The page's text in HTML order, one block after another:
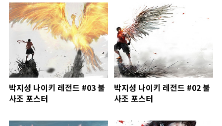
박지성 나이키 레전드 #03 불
사조 포스터
박지성 나이키 레전드 #02 불
사조 포스터